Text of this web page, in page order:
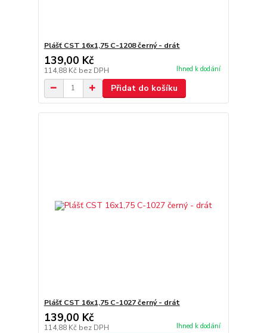
Plášť CST 16x1,75 C-1208 černý - drát
139,00 Kč
114,88 Kč bez DPH Ihned k dodání
Přidat do košíku
Plášť CST 16x1,75 C-1027 černý - drát
139,00 Kč
114,88 Kč bez DPH Ihned k dodání